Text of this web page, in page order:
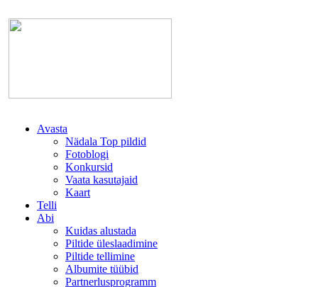
Avasta
Nädala Top pildid
Fotoblogi
Konkursid
Vaata kasutajaid
Kaart
Telli
Abi
Kuidas alustada
Piltide üleslaadimine
Piltide tellimine
Albumite tüübid
Partnerlusprogramm